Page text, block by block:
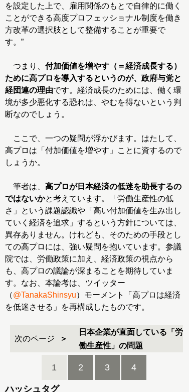
を設定した上で、雇用関係のもとで自律的に働く
ことができる高度プロフェッショナル制度を働き
方改革の選択肢として整備することが重要で
す。”
つまり、 付加価値を増やす（＝経済成長する）
ために高プロを導入するというのが、政府与党と
経団連の理由です。経済成長のためには、働く環
境が多少悪化する恐れは、やむを得ないという判
断なのでしょう。
ここで、一つの疑問が浮かびます。はたして、
高プロは「付加価値を増やす」ことに資するので
しょうか。
筆者は、 高プロが日本経済の低迷を助長するの
ではないかと考えています。「労働生産性の低
さ」という課題認識や「高い付加価値を生み出し
ていく経済を追求」するという方針については、
異存ありません。けれども、そのための手段とし
ての高プロには、強い疑問を抱いています。参議
院では、労働政策に加え、経済政策の視点から
も、高プロの議論が深まることを期待していま
す。なお、本論考は、ツイッター
（@TanakaShinsyu）モーメント「高プロは経済
を低迷させる」を再構成したものです。
次のページ
日本企業が直面している「労
働生産性」の問題
1 2 3 4
ハッシュタグ